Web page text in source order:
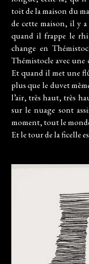
toit de la maison du
de cette maison, il y
quand il frappe le
change en
Thémistocle avec une
Et quand il met une
plus que le duvet
l’air, très haut, très
sur le nuage sont
moment, tout le
Et le tour de la ficelle